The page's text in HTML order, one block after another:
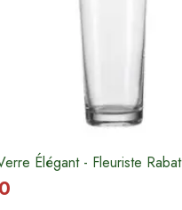
Élégant - Fleuriste Rabat